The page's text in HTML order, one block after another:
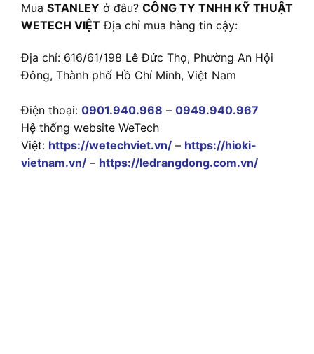
Mua STANLEY ở đâu? CÔNG TY TNHH KỸ THUẬT
WETECH VIỆT Địa chỉ mua hàng tin cậy:
Địa chỉ: 616/61/198 Lê Đức Thọ, Phường An Hội
Đông, Thành phố Hồ Chí Minh, Việt Nam
Điện thoại: 0901.940.968 – 0949.940.967
Hệ thống website WeTech
Việt: https://wetechviet.vn/ – https://hioki-
vietnam.vn/ – https://ledrangdong.com.vn/